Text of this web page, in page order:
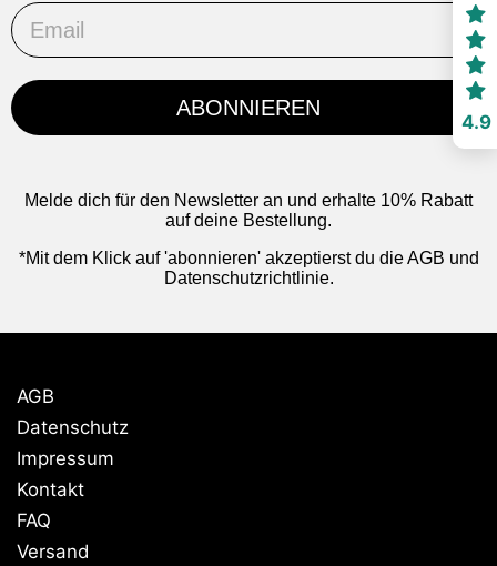
Email
ABONNIEREN
Melde dich für den Newsletter an und erhalte 10% Rabatt
auf deine Bestellung.
*Mit dem Klick auf 'abonnieren' akzeptierst du die AGB und
Datenschutzrichtlinie.
AGB
Datenschutz
Impressum
Kontakt
FAQ
Versand
4.9